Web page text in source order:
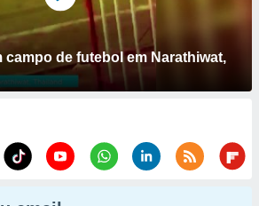
campo de futebol em Narathiwat,